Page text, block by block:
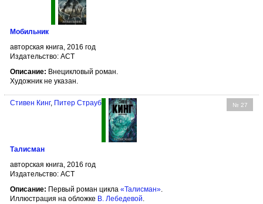
Мобильник
авторская книга, 2016 год
Издательство: АСТ
Описание: Внецикловый роман.
Художник не указан.
№ 27
Стивен Кинг, Питер Страуб
Талисман
авторская книга, 2016 год
Издательство: АСТ
Описание: Первый роман цикла «Талисман»
Иллюстрация на обложке В. Лебедевой